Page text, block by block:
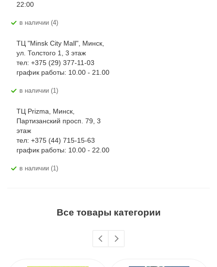
22:00
В наличии (4)
ТЦ "Minsk City Mall", Минск,
ул. Толстого 1, 3 этаж
тел: +375 (29) 377-11-03
график работы: 10.00 - 21.00
В наличии (1)
ТЦ Prizma, Минск,
Партизанский просп. 79, 3
этаж
тел: +375 (44) 715-15-63
график работы: 10.00 - 22.00
В наличии (1)
Все товары категории